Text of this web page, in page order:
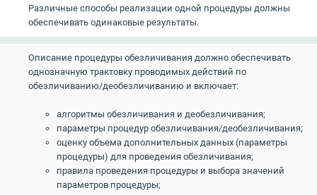
Различные способы реализации одной процедуры должны
обеспечивать одинаковые результаты.
Описание процедуры обезличивания должно обеспечивать
однозначную трактовку проводимых действий по
обезличиванию/деобезличиванию и включает:
алгоритмы обезличивания и деобезличивания;
параметры процедур обезличивания/деобезличивания;
оценку объема дополнительных данных (параметры
процедуры) для проведения обезличивания;
правила проведения процедуры и выбора значений
параметров процедуры;